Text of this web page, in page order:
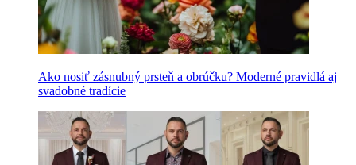
Ako nosiť zásnubný prsteň a obrúčku? Moderné pravidlá aj
svadobné tradície